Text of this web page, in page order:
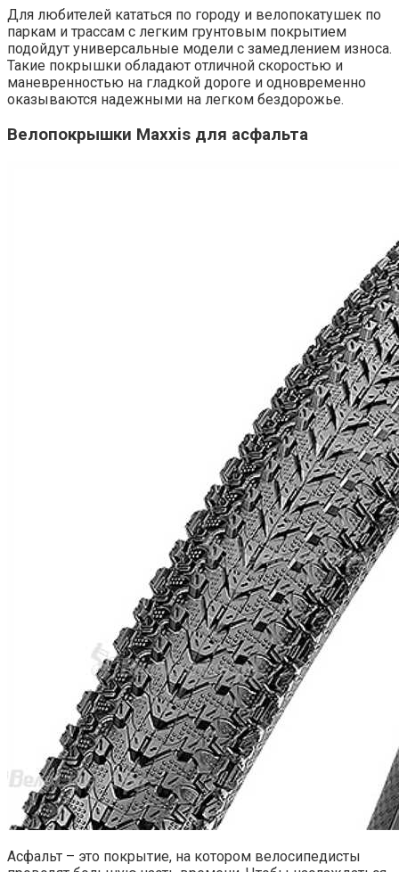
Для любителей кататься по городу и велопокатушек по
паркам и трассам с легким грунтовым покрытием
подойдут универсальные модели с замедлением износа.
Такие покрышки обладают отличной скоростью и
маневренностью на гладкой дороге и одновременно
оказываются надежными на легком бездорожье.
Велопокрышки Maxxis для асфальта
Асфальт – это покрытие, на котором велосипедисты